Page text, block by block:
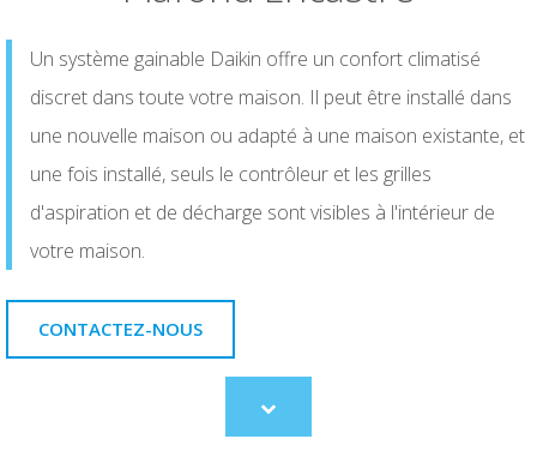
Un système gainable Daikin offre un confort climatisé
discret dans toute votre maison. Il peut être installé dans
une nouvelle maison ou adapté à une maison existante, et
une fois installé, seuls le contrôleur et les grilles
d'aspiration et de décharge sont visibles à l'intérieur de
votre maison.
CONTACTEZ-NOUS
Scroll
to